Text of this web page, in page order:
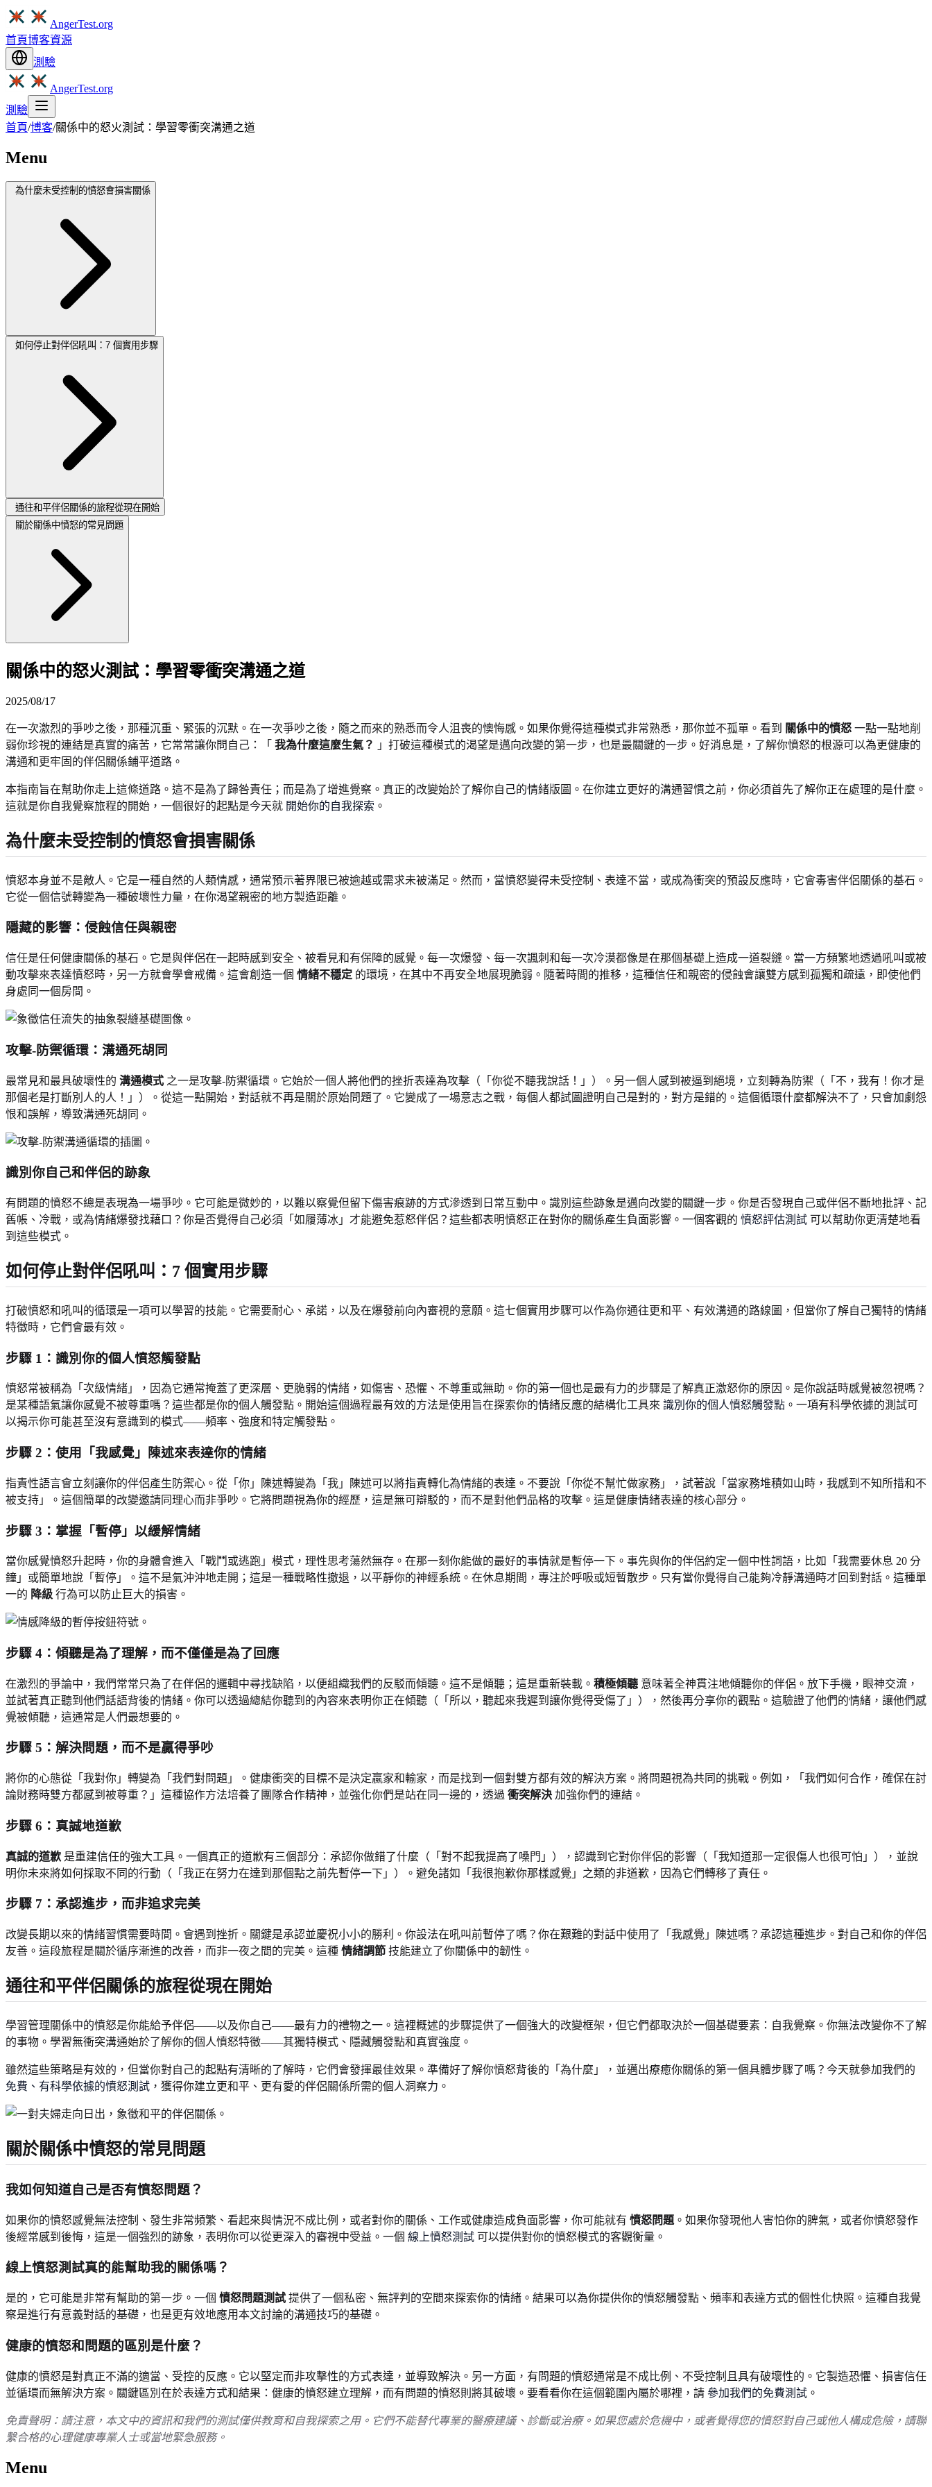
AngerTest.org
首頁博客資源
測驗
AngerTest.org
測驗
首頁/博客/關係中的怒火測試：學習零衝突溝通之道
Menu
為什麼未受控制的憤怒會損害關係
如何停止對伴侶吼叫：7 個實用步驟
通往和平伴侶關係的旅程從現在開始
關於關係中憤怒的常見問題
關係中的怒火測試：學習零衝突溝通之道
2025/08/17
在一次激烈的爭吵之後，那種沉重、緊張的沉默。在一次爭吵之後，隨之而來的熟悉而令人沮喪的懊悔感。如果你覺得這種模式非常熟悉，那你並不孤單。看到 關係中的憤怒 一點一點地削
弱你珍視的連結是真實的痛苦，它常常讓你問自己：「 我為什麼這麼生氣？
」打破這種模式的渴望是邁向改變的第一步，也是最關鍵的一步。好消息是，了解你憤怒的根源可以為更健康的
溝通和更牢固的伴侶關係鋪平道路。
本指南旨在幫助你走上這條道路。這不是為了歸咎責任；而是為了增進覺察。真正的改變始於了解你自己的情緒版圖。在你建立更好的溝通習慣之前，你必須首先了解你正在處理的是什麼。
這就是你自我覺察旅程的開始，一個很好的起點是今天就 開始你的自我探索 。
為什麼未受控制的憤怒會損害關係
憤怒本身並不是敵人。它是一種自然的人類情感，通常預示著界限已被逾越或需求未被滿足。然而，當憤怒變得未受控制、表達不當，或成為衝突的預設反應時，它會毒害伴侶關係的基石。
它從一個信號轉變為一種破壞性力量，在你渴望親密的地方製造距離。
隱藏的影響：侵蝕信任與親密
信任是任何健康關係的基石。它是與伴侶在一起時感到安全、被看見和有保障的感覺。每一次爆發、每一次諷刺和每一次冷漠都像是在那個基礎上造成一道裂縫。當一方頻繁地透過吼叫或被
動攻擊來表達憤怒時，另一方就會學會戒備。這會創造一個 情緒不穩定 的環境，在其中不再安全地展現脆弱。隨著時間的推移，這種信任和親密的侵蝕會讓雙方感到孤獨和疏遠，即使他們
身處同一個房間。
攻擊-防禦循環：溝通死胡同
最常見和最具破壞性的 溝通模式 之一是攻擊-防禦循環。它始於一個人將他們的挫折表達為攻擊（「你從不聽我說話！」）。另一個人感到被逼到絕境，立刻轉為防禦（「不，我有！你才是
那個老是打斷別人的人！」）。從這一點開始，對話就不再是關於原始問題了。它變成了一場意志之戰，每個人都試圖證明自己是對的，對方是錯的。這個循環什麼都解決不了，只會加劇怨
恨和誤解，導致溝通死胡同。
識別你自己和伴侶的跡象
有問題的憤怒不總是表現為一場爭吵。它可能是微妙的，以難以察覺但留下傷害痕跡的方式滲透到日常互動中。識別這些跡象是邁向改變的關鍵一步。你是否發現自己或伴侶不斷地批評、記
舊帳、冷戰，或為情緒爆發找藉口？你是否覺得自己必須「如履薄冰」才能避免惹怒伴侶？這些都表明憤怒正在對你的關係產生負面影響。一個客觀的 憤怒評估測試 可以幫助你更清楚地看
到這些模式。
如何停止對伴侶吼叫：7 個實用步驟
打破憤怒和吼叫的循環是一項可以學習的技能。它需要耐心、承諾，以及在爆發前向內審視的意願。這七個實用步驟可以作為你通往更和平、有效溝通的路線圖，但當你了解自己獨特的情緒
特徵時，它們會最有效。
步驟 1：識別你的個人憤怒觸發點
憤怒常被稱為「次級情緒」，因為它通常掩蓋了更深層、更脆弱的情緒，如傷害、恐懼、不尊重或無助。你的第一個也是最有力的步驟是了解真正激怒你的原因。是你說話時感覺被忽視嗎？
是某種語氣讓你感覺不被尊重嗎？這些都是你的個人觸發點。開始這個過程最有效的方法是使用旨在探索你的情緒反應的結構化工具來 識別你的個人憤怒觸發點 。一項有科學依據的測試可
以揭示你可能甚至沒有意識到的模式——頻率、強度和特定觸發點。
步驟 2：使用「我感覺」陳述來表達你的情緒
指責性語言會立刻讓你的伴侶產生防禦心。從「你」陳述轉變為「我」陳述可以將指責轉化為情緒的表達。不要說「你從不幫忙做家務」，試著說「當家務堆積如山時，我感到不知所措和不
被支持」。這個簡單的改變邀請同理心而非爭吵。它將問題視為你的經歷，這是無可辯駁的，而不是對他們品格的攻擊。這是健康情緒表達的核心部分。
步驟 3：掌握「暫停」以緩解情緒
當你感覺憤怒升起時，你的身體會進入「戰鬥或逃跑」模式，理性思考蕩然無存。在那一刻你能做的最好的事情就是暫停一下。事先與你的伴侶約定一個中性詞語，比如「我需要休息 20 分
鐘」或簡單地說「暫停」。這不是氣沖沖地走開；這是一種戰略性撤退，以平靜你的神經系統。在休息期間，專注於呼吸或短暫散步。只有當你覺得自己能夠冷靜溝通時才回到對話。這種單
一的 降級 行為可以防止巨大的損害。
步驟 4：傾聽是為了理解，而不僅僅是為了回應
在激烈的爭論中，我們常常只為了在伴侶的邏輯中尋找缺陷，以便組織我們的反駁而傾聽。這不是傾聽；這是重新裝載。 積極傾聽 意味著全神貫注地傾聽你的伴侶。放下手機，眼神交流，
並試著真正聽到他們話語背後的情緒。你可以透過總結你聽到的內容來表明你正在傾聽（「所以，聽起來我遲到讓你覺得受傷了」），然後再分享你的觀點。這驗證了他們的情緒，讓他們感
覺被傾聽，這通常是人們最想要的。
步驟 5：解決問題，而不是贏得爭吵
將你的心態從「我對你」轉變為「我們對問題」。健康衝突的目標不是決定贏家和輸家，而是找到一個對雙方都有效的解決方案。將問題視為共同的挑戰。例如，「我們如何合作，確保在討
論財務時雙方都感到被尊重？」這種協作方法培養了團隊合作精神，並強化你們是站在同一邊的，透過 衝突解決 加強你們的連結。
步驟 6：真誠地道歉
真誠的道歉 是重建信任的強大工具。一個真正的道歉有三個部分：承認你做錯了什麼（「對不起我提高了嗓門」），認識到它對你伴侶的影響（「我知道那一定很傷人也很可怕」），並說
明你未來將如何採取不同的行動（「我正在努力在達到那個點之前先暫停一下」）。避免諸如「我很抱歉你那樣感覺」之類的非道歉，因為它們轉移了責任。
步驟 7：承認進步，而非追求完美
改變長期以來的情緒習慣需要時間。會遇到挫折。關鍵是承認並慶祝小小的勝利。你設法在吼叫前暫停了嗎？你在艱難的對話中使用了「我感覺」陳述嗎？承認這種進步。對自己和你的伴侶
友善。這段旅程是關於循序漸進的改善，而非一夜之間的完美。這種 情緒調節 技能建立了你關係中的韌性。
通往和平伴侶關係的旅程從現在開始
學習管理關係中的憤怒是你能給予伴侶——以及你自己——最有力的禮物之一。這裡概述的步驟提供了一個強大的改變框架，但它們都取決於一個基礎要素：自我覺察。你無法改變你不了解
的事物。學習無衝突溝通始於了解你的個人憤怒特徵——其獨特模式、隱藏觸發點和真實強度。
雖然這些策略是有效的，但當你對自己的起點有清晰的了解時，它們會發揮最佳效果。準備好了解你憤怒背後的「為什麼」，並邁出療癒你關係的第一個具體步驟了嗎？今天就參加我們的
免費、有科學依據的憤怒測試 ，獲得你建立更和平、更有愛的伴侶關係所需的個人洞察力。
關於關係中憤怒的常見問題
我如何知道自己是否有憤怒問題？
如果你的憤怒感覺無法控制、發生非常頻繁、看起來與情況不成比例，或者對你的關係、工作或健康造成負面影響，你可能就有 憤怒問題 。如果你發現他人害怕你的脾氣，或者你憤怒發作
後經常感到後悔，這是一個強烈的跡象，表明你可以從更深入的審視中受益。一個 線上憤怒測試 可以提供對你的憤怒模式的客觀衡量。
線上憤怒測試真的能幫助我的關係嗎？
是的，它可能是非常有幫助的第一步。一個 憤怒問題測試 提供了一個私密、無評判的空間來探索你的情緒。結果可以為你提供你的憤怒觸發點、頻率和表達方式的個性化快照。這種自我覺
察是進行有意義對話的基礎，也是更有效地應用本文討論的溝通技巧的基礎。
健康的憤怒和問題的區別是什麼？
健康的憤怒是對真正不滿的適當、受控的反應。它以堅定而非攻擊性的方式表達，並導致解決。另一方面，有問題的憤怒通常是不成比例、不受控制且具有破壞性的。它製造恐懼、損害信任
並循環而無解決方案。關鍵區別在於表達方式和結果：健康的憤怒建立理解，而有問題的憤怒則將其破壞。要看看你在這個範圍內屬於哪裡，請 參加我們的免費測試 。
免責聲明：請注意，本文中的資訊和我們的測試僅供教育和自我探索之用。它們不能替代專業的醫療建議、診斷或治療。如果您處於危機中，或者覺得您的憤怒對自己或他人構成危險，請聯
繫合格的心理健康專業人士或當地緊急服務。
Menu